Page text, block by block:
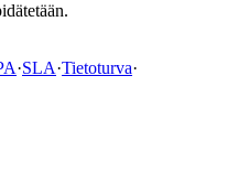
·SLA·Tietoturva·